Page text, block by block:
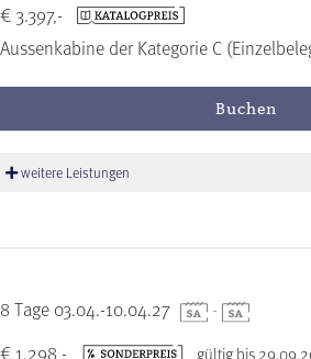
Aussenkabine der Kategorie C
€ 3.397,-
Buchen
weitere Leistungen
8 Tage 03.04.-10.04.27 -
€ 1.298,- gültig bis